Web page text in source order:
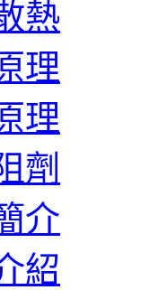
熱
理
理
劑
介
紹